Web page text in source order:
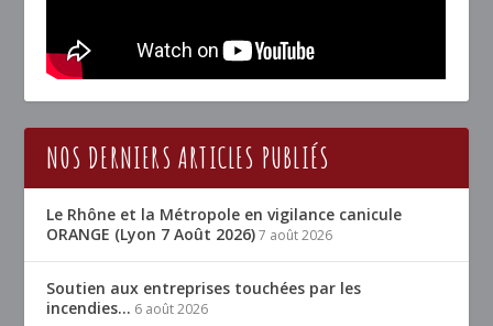
NOS DERNIERS ARTICLES PUBLIÉS
Le Rhône et la Métropole en vigilance canicule
ORANGE (Lyon 7 Août 2026) 7 août 2026
Soutien aux entreprises touchées par les
incendies… 6 août 2026